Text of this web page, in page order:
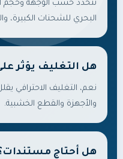
تتحدد حسب الوجهة وحجم
البحري للشحنات الكبيرة،
هل التغليف يؤثر
نعم، التغليف الاحترافي
والأجهزة والقطع الخشبية.
هل أحتاج